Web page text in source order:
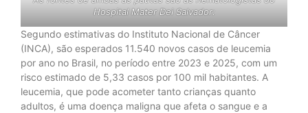
Hospital Mater Dei Salvador:
Segundo estimativas do Instituto Nacional de Câncer
(INCA), são esperados 11.540 novos casos de leucemia
por ano no Brasil, no período entre 2023 e 2025, com um
risco estimado de 5,33 casos por 100 mil habitantes. A
leucemia, que pode acometer tanto crianças quanto
adultos, é uma doença maligna que afeta o sangue e a